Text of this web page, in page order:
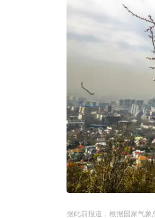
据此前报道，根据国家气